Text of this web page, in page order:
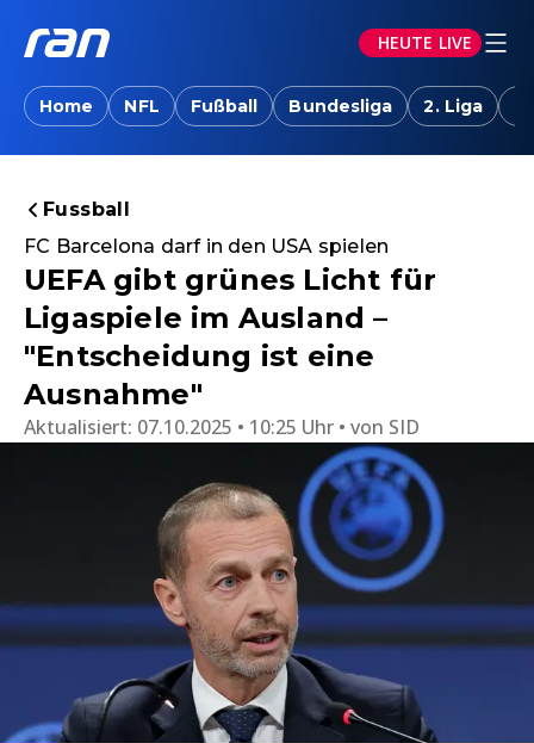
HEUTE LIVE
Home NFL Fußball Bundesliga 2. Liga
Fussball
FC Barcelona darf in den USA spielen
UEFA gibt grünes Licht für
Ligaspiele im Ausland –
"Entscheidung ist eine
Ausnahme"
Aktualisiert: 07.10.2025 • 10:25 Uhr von SID